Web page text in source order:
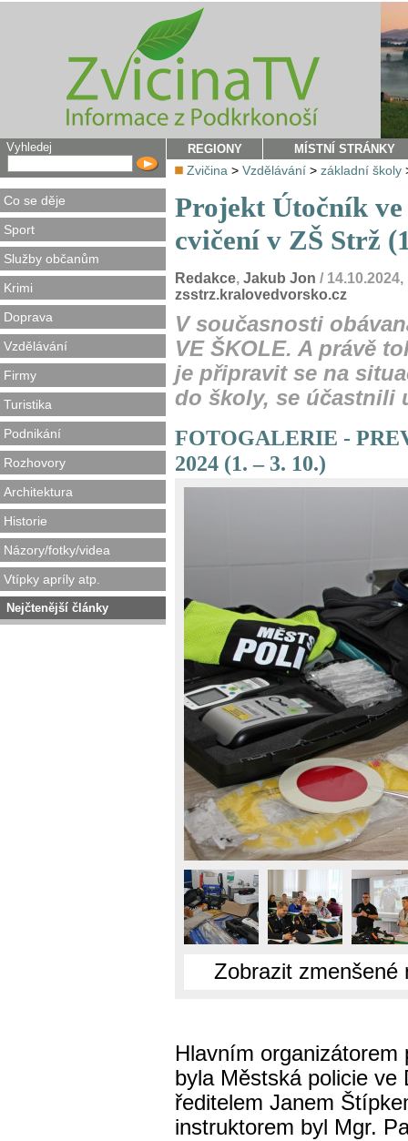
Vyhledej
Co se děje
Sport
Služby občanům
Krimi
Doprava
Vzdělávání
Firmy
Turistika
Podnikání
Rozhovory
Architektura
Historie
Názory/fotky/videa
Vtípky apríly atp.
Nejčtenější články
REGIONY MÍSTNÍ STRÁNKY
Zvičina > Vzdělávání > základní školy
Projekt Útočník
cvičení v ZŠ Strž
Redakce, Jakub Jon /
zsstrz.kralovedvorsko.cz
V současnosti
VE ŠKOLE. A právě
je připravit se na
do školy, se účastnili
FOTOGALERIE -
2024 (1. – 3. 10.)
Zobrazit zmenšené
Hlavním
byla Městská policie ve
ředitelem Janem
instruktorem byl Mgr.